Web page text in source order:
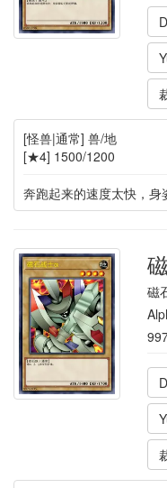
[怪兽|通常] 兽/地
[★4] 1500/1200
奔跑起来的速度太快，身
磁